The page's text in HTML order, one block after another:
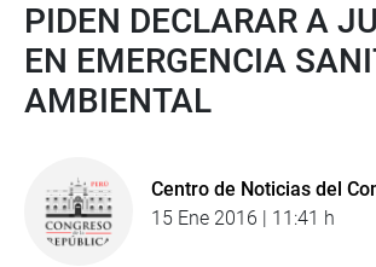
PIDEN DECLARAR A
EN EMERGENCIA
AMBIENTAL
Centro de Noticias del
15 Ene 2016 | 11:41 h